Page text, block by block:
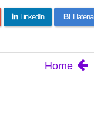
LinkedIn B! Hatena
Home